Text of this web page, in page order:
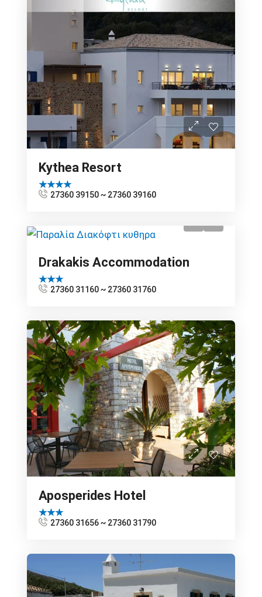
Kythea Resort
★★★★
27360 39150 ~ 27360 39160
Drakakis Accommodation
★★★
27360 31160 ~ 27360 31760
Aposperides Hotel
★★★
27360 31656 ~ 27360 31790